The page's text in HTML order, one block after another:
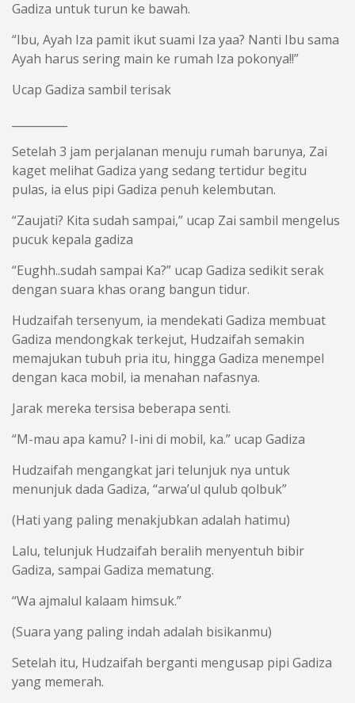
Gadiza untuk turun ke bawah.
“Ibu, Ayah Iza pamit ikut suami Iza yaa? Nanti Ibu sama
Ayah harus sering main ke rumah Iza pokonya!!”
Ucap Gadiza sambil terisak
Setelah 3 jam perjalanan menuju rumah barunya, Zai
kaget melihat Gadiza yang sedang tertidur begitu
pulas, ia elus pipi Gadiza penuh kelembutan.
“Zaujati? Kita sudah sampai,” ucap Zai sambil mengelus
pucuk kepala gadiza
“Eughh..sudah sampai Ka?” ucap Gadiza sedikit serak
dengan suara khas orang bangun tidur.
Hudzaifah tersenyum, ia mendekati Gadiza membuat
Gadiza mendongkak terkejut, Hudzaifah semakin
memajukan tubuh pria itu, hingga Gadiza menempel
dengan kaca mobil, ia menahan nafasnya.
Jarak mereka tersisa beberapa senti.
“M-mau apa kamu? I-ini di mobil, ka.” ucap Gadiza
Hudzaifah mengangkat jari telunjuk nya untuk
menunjuk dada Gadiza, “arwa’ul qulub qolbuk”
(Hati yang paling menakjubkan adalah hatimu)
Lalu, telunjuk Hudzaifah beralih menyentuh bibir
Gadiza, sampai Gadiza mematung.
“Wa ajmalul kalaam himsuk.”
(Suara yang paling indah adalah bisikanmu)
Setelah itu, Hudzaifah berganti mengusap pipi Gadiza
yang memerah.